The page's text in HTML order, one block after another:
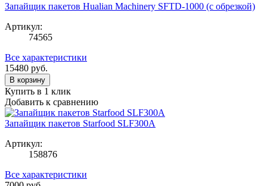
Запайщик пакетов Hualian Machinery SFTD-1000 (с обрезкой)
Артикул:
74565
Все характеристики
15480 руб.
В корзину
Купить в 1 клик
Добавить к сравнению
Запайщик пакетов Starfood SLF300A
Артикул:
158876
Все характеристики